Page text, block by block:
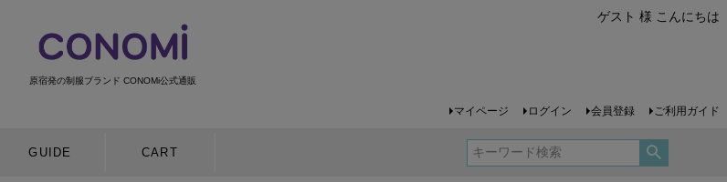
原宿発の制服ブランド CONOMi公式通販
ゲスト 様 こんにちは
マイページ ログイン 会員登録 ご利用ガイド
GUIDE CART